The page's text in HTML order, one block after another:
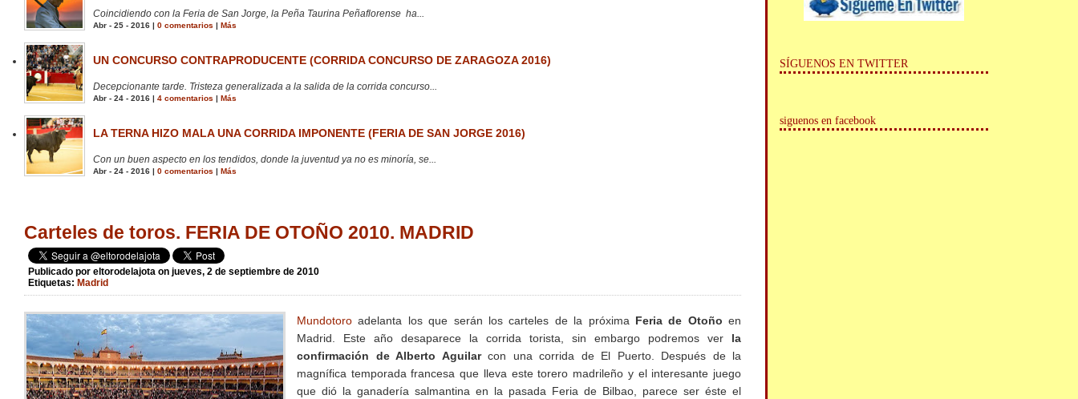
Coincidiendo con la Feria de San Jorge, la Peña Taurina Peñaflorense ha...
Abr - 25 - 2016 | 0 comentarios | Más
UN CONCURSO CONTRAPRODUCENTE (CORRIDA CONCURSO DE ZARAGOZA 2016)
Decepcionante tarde. Tristeza generalizada a la salida de la corrida concurso...
Abr - 24 - 2016 | 4 comentarios | Más
LA TERNA HIZO MALA UNA CORRIDA IMPONENTE (FERIA DE SAN JORGE 2016)
Con un buen aspecto en los tendidos, donde la juventud ya no es minoría, se...
Abr - 24 - 2016 | 0 comentarios Más
Carteles de toros. FERIA DE OTOÑO 2010. MADRID
Publicado por eltorodelajota on jueves, 2 de septiembre de 2010
Etiquetas: Madrid
Mundotoro adelanta los que serán los carteles de la próxima Feria de Otoño en
Madrid. Este año desaparece la corrida torista, sin embargo podremos ver la
confirmación de Alberto Aguilarcon una corrida de El Puerto. Después de la
magnífica temporada francesa que lleva este torero madrileño y el interesante juego
que dió la ganadería salmantina en la pasada Feria de Bilbao, parece ser éste el
SÍGUENOS EN TWITTER
siguenos en facebook